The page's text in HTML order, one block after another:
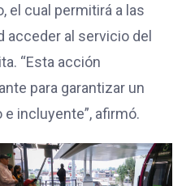
el cual permitirá a las
acceder al servicio del
“Esta acción
para garantizar un
incluyente”, afirmó.